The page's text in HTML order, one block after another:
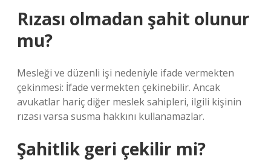
Rızası olmadan şahit olunur
mu?
Mesleği ve düzenli işi nedeniyle ifade vermekten
çekinmesi: İfade vermekten çekinebilir. Ancak
avukatlar hariç diğer meslek sahipleri, ilgili kişinin
rızası varsa susma hakkını kullanamazlar.
Şahitlik geri çekilir mi?